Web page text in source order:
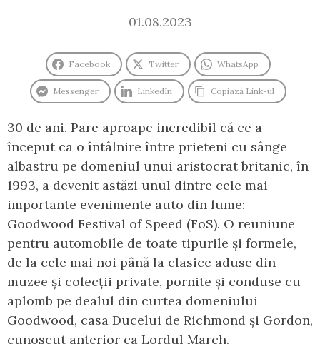
01.08.2023
Facebook Twitter WhatsApp
Messenger LinkedIn Copiază Link-ul
30 de ani. Pare aproape incredibil că ce a
început ca o întâlnire între prieteni cu sânge
albastru pe domeniul unui aristocrat britanic, în
1993, a devenit astăzi unul dintre cele mai
importante evenimente auto din lume:
Goodwood Festival of Speed (FoS). O reuniune
pentru automobile de toate tipurile și formele,
de la cele mai noi până la clasice aduse din
muzee și colecții private, pornite și conduse cu
aplomb pe dealul din curtea domeniului
Goodwood, casa Ducelui de Richmond și Gordon,
cunoscut anterior ca Lordul March.